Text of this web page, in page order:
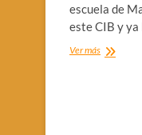
escuela de
este CIB y
Ver más